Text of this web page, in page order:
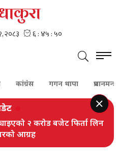
कांग्रेस गगन थापा
२ करोड बजेट फिर्ता लिन
आग्रह